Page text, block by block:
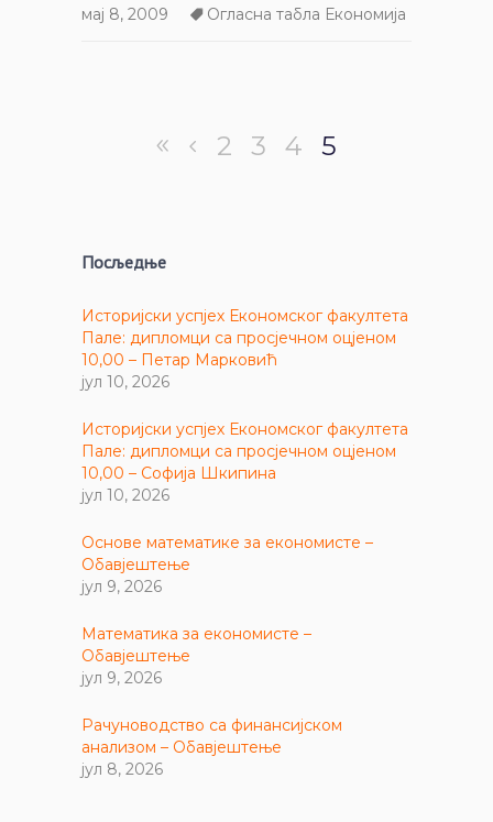
мај 8, 2009 Огласна табла Економија
2 3 4 5
Посљедње
Историјски успјех Економског факултета
Пале: дипломци са просјечном оцјеном
10,00 – Петар Марковић
јул 10, 2026
Историјски успјех Економског факултета
Пале: дипломци са просјечном оцјеном
10,00 – Софија Шкипина
јул 10, 2026
Основе математике за економисте –
Обавјештење
јул 9, 2026
Математика за економисте –
Обавјештење
јул 9, 2026
Рачуноводство са финансијском
анализом – Обавјештење
јул 8, 2026